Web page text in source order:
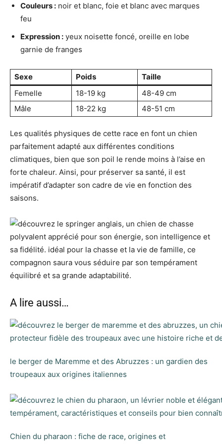
Couleurs : noir et blanc, foie et blanc avec marques
feu
Expression : yeux noisette foncé, oreille en lobe
garnie de franges
Sexe Poids
Taille
Femelle
18-19 kg
48-49 cm
Mâle
18-22 kg 48-51 cm
Les qualités physiques de cette race en font un chien
parfaitement adapté aux différentes conditions
climatiques, bien que son poil le rende moins à l’aise en
forte chaleur. Ainsi, pour préserver sa santé, il est
impératif d’adapter son cadre de vie en fonction des
saisons.
A lire aussi…
le berger de Maremme et des Abruzzes : un gardien des
troupeaux aux origines italiennes
Chien du pharaon : fiche de race, origines et